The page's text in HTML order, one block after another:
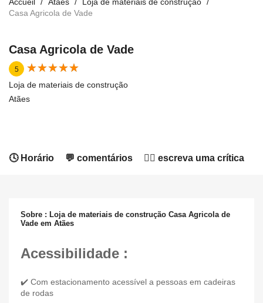
Casa Agricola de Vade
Casa Agricola de Vade
5 ★★★★★
★★★★★
Loja de materiais de construção
Atães
🕓 Horário 💬 comentários ✍🏻 escreva uma crítica
Sobre : Loja de materiais de construção Casa Agricola de
Vade em Atães
Acessibilidade :
✔️ Com estacionamento acessível a pessoas em cadeiras
de rodas